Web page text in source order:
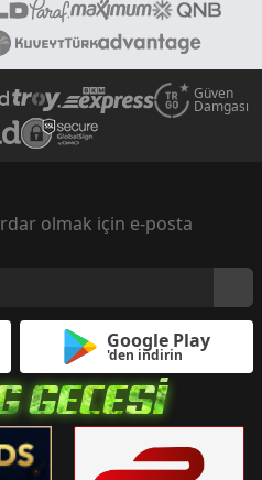
Güven
Damgası
olmak için e-posta
Google Play
'den indirin